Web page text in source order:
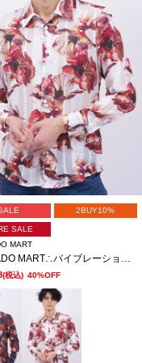
2BUY10%
SALE
MART
TORNADO MART∴バイブレーションフラワープリントシャツ
(税込) 40%OFF